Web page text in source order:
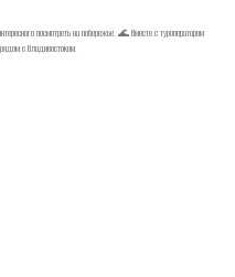
посмотреть на побережье. 🌊 Вместе с туроператором
с Владивостоком.